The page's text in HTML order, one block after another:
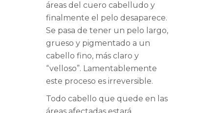
áreas del cuero cabelludo y
finalmente el pelo desaparece.
Se pasa de tener un pelo largo,
grueso y pigmentado a un
cabello fino, más claro y
“velloso”. Lamentablemente
este proceso es irreversible.
Todo cabello que quede en las